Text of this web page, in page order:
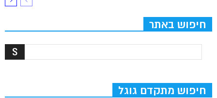
חיפוש באתר
חיפוש מתקדם גוגל